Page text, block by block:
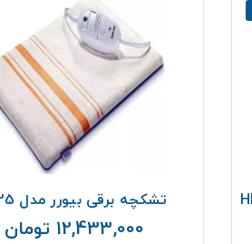
تشکچه برقی بیورر مدل HK25
12,433,000 تومان